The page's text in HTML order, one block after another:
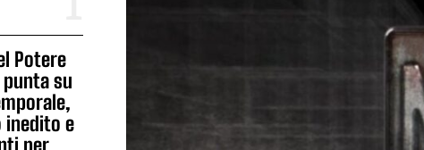
Potere
su
inedito e
per